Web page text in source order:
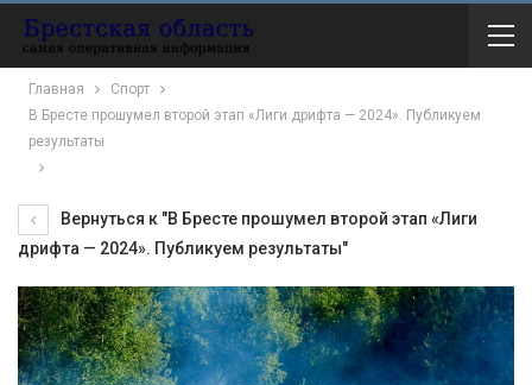
Главная
Спорт
В Бресте прошумел второй этап «Лиги дрифта — 2024». Публикуем
результаты
Вернуться к "В Бресте прошумел второй этап «Лиги
дрифта — 2024». Публикуем результаты"